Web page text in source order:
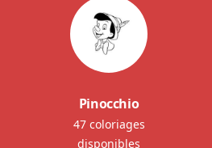
Pinocchio
47 coloriages
disponibles